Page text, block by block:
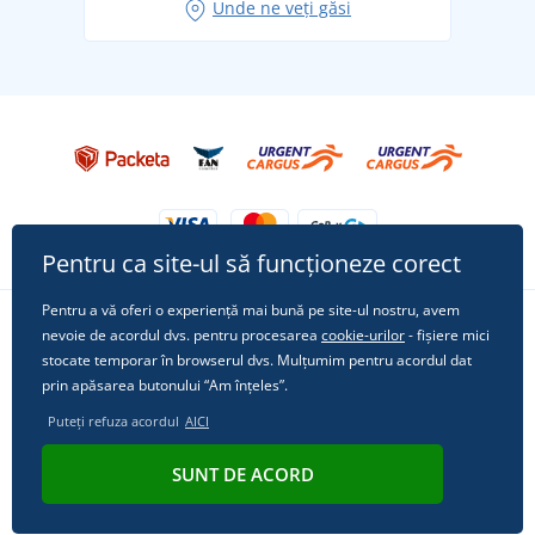
Tricoul preferat City în rol principal: ținute pentru
Unde ne veți găsi
Urmărește-ne pe rețelele sociale
© 2011 - 2026, Dual Trade s.r.o. | Din punct de vedere tehnic oferă
Pentru ca site-ul să funcționeze corect
Pentru a vă oferi o experiență mai bună pe site-ul nostru, avem
nevoie de acordul dvs. pentru procesarea cookie-urilor- fișiere mici
stocate temporar în browserul dvs. Mulțumim pentru acordul dat
prin apăsarea butonului “Am înțeles”.
Puteți refuza acordul AICI
SUNT DE ACORD